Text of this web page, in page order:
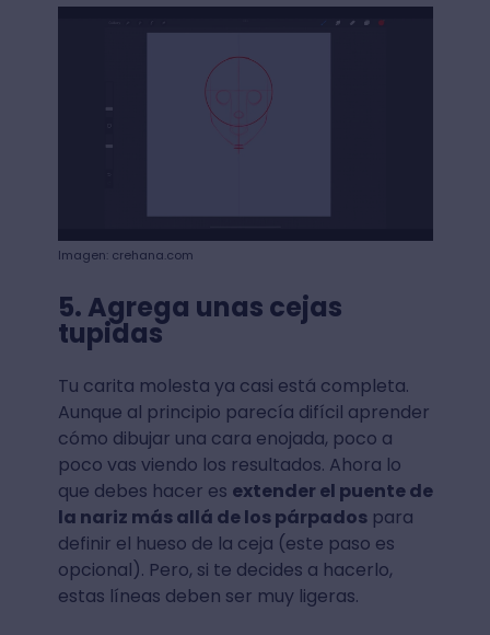
Imagen: crehana.com
5. Agrega unas cejas
tupidas
Tu carita molesta ya casi está completa.
Aunque al principio parecía difícil aprender
cómo dibujar una cara enojada, poco a
poco vas viendo los resultados. Ahora lo
que debes hacer es extender el puente de
la nariz más allá de los párpadospara
definir el hueso de la ceja (este paso es
opcional). Pero, si te decides a hacerlo,
estas líneas deben ser muy ligeras.